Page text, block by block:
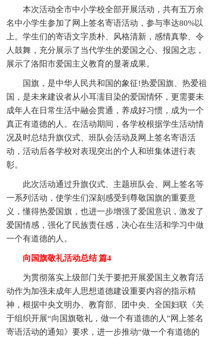
本次活动全市中小学校全部开展活动，共有五万余
名中小学生参加了网上签名寄语活动，参与率达80%以
上。学生们的寄语文字质朴、风格清新，感情真挚、令
人鼓舞，充分展示了当代学生的爱国之心、报国之志，
展示了洛阳市爱国主义教育的显著成果。
国旗，是中华人民共和国的象征!热爱国旗、热爱祖
国，是未来建设者从小耳濡目染的爱国情怀，更需要未
成年人在日常生活中融会贯通，养成好习惯，成为一个
真正有道德的人。在活动期间，各学校根据学生活动情
况及时总结升旗仪式、班队会活动及网上签名寄语活
动，活动后各学校对表现突出的个人和班集体进行表
彰。
此次活动通过升旗仪式、主题班队会、网上签名等
一系列活动，使学生们深刻感受到尊敬国旗的重要意
义，懂得热爱国旗，也进一步增强了爱国意识，激发了
爱国情感，强化了民族责任感，决心在生活和学习中做
一个有道德的人。
向国旗敬礼活动总结 篇4
为贯彻落实上级部门关于要把开展爱国主义教育活
动作为加强未成年人思想道德建设重要内容的指示精
神，根据中央文明办、教育部、团中央、全国妇联《关
于组织开展“向国旗敬礼，做一个有道德的人”网上签名
寄语活动的通知》要求，进一步推动“做一个有道德的